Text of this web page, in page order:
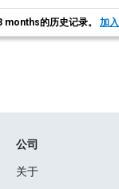
months的历史记录。加入
公司
关于